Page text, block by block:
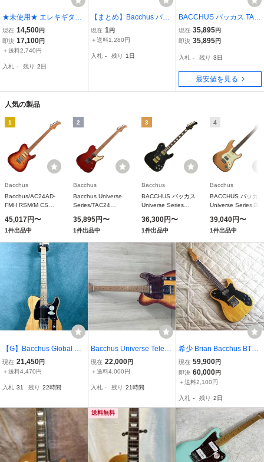
★未使用★ エレキギター
ディバイザー Bacchus バ
ッカス BTE-2-RSM/R-BP
PG Gun-M 直接お渡し歓
現在 14,500円
即決 17,100円
＋送料2,740円
入札 - 残り 2日
【まとめ】Bacchus バッ
カス BGA-10 (ギター用)
＆ BBA-10 (ベース用) ア
済み
現在 1円
＋送料1,280円
入札 - 残り 1日
BACCHUS バッカス TAC
24 STD-RSM/M CAR エ
レキギター
現在 35,895円
即決 35,895円
入札 - 残り 3日
最安値を見る
人気の製品
1
Bacchus
Bacchus/AC24AD-
FMH RSM/M CS
《アンドレディヌス
シグネイチャー》
《エレキギター》
45,017円〜
1件出品中
2
Bacchus
Bacchus Universe
Series/TAC24
ンディアップルレッ
ド) 24フレット仕様/
ローステッドメイプル
35,895円〜
1件出品中
3
Bacchus
BACCHUS バッカス
Universe Series
エレキギター
36,300円〜
1件出品中
4
Bacchus
BACCHUS バッカス
Universe Series
エレキギター 磯貝一
樹監修モデル
39,040円〜
1件出品中
【G】Bacchus Global Se
ries BTE-ASH25 WRS/M
NA バッカス グローバル
ンチスケール 3215548 D
現在 21,450円
＋送料4,470円
入札 31 残り 22時間
Bacchus Universe Teleca
ster エレキギター 店舗受
取可
現在 22,000円
＋送料4,000円
入札 - 残り 21時間
希少 Brian Bacchus BTE
520 Telecaster Custom 重
量4.5kg超 ブライアン バ
ッカス テレキャスター カ
現在 59,900円
即決 60,000円
＋送料2,100円
入札 - 残り 2日
送料無料